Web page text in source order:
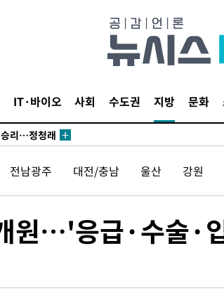
IT·바이오 사회 수도권 지방 문화
논의
되길"
치 시작'
청래
정청래
김민석
"
동'
전남광주 대전/충남 울산 강원
원…'응급·수술·